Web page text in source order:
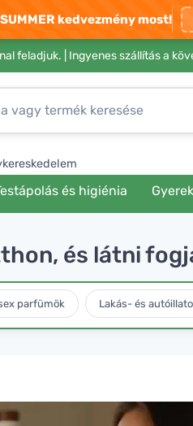
SUMMER kedvezmény most!
feladjuk. | Ingyenes szállítás a
és higiénia
és látni
parfümök Lakás- és